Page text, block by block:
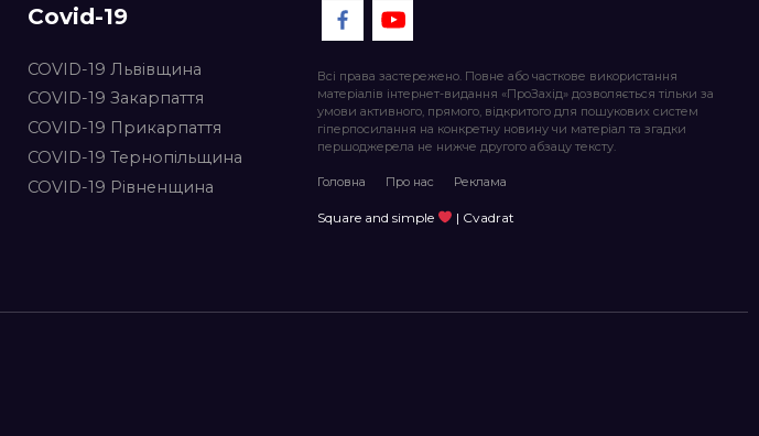
Covid-19
COVID-19 Львівщина
COVID-19 Закарпаття
COVID-19 Прикарпаття
COVID-19 Тернопільщина
COVID-19 Рівненщина
Всі права застережено. Повне або часткове використання
матеріалів інтернет-видання «ПроЗахід» дозволяється тільки за
умови активного, прямого, відкритого для пошукових систем
гіперпосилання на конкретну новину чи матеріал та згадки
першоджерела не нижче другого абзацу тексту.
Головна Про нас Реклама
Square and simple | Cvadrat